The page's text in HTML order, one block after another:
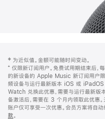
页
页
脚
注
‡ 为近似值。金额可能随时间变动。
⁺ 仅限新订阅用户。免费试用期结束后
的新设备的 Apple Music 新订阅用户限
频设备与运行最新版本 iOS 或
Watch 兑换此优惠，需要与运行最新
备激活后，需要在 3 个月内领取此优惠
账户仅可享受一次优惠。会员方案将自
款。